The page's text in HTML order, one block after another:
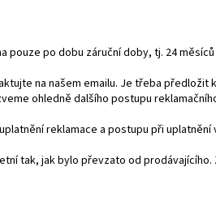
pouze po dobu záruční doby, tj. 24
na našem emailu. Je třeba
ohledně dalšího postupu
reklamace a postupu při
tak, jak bylo převzato od